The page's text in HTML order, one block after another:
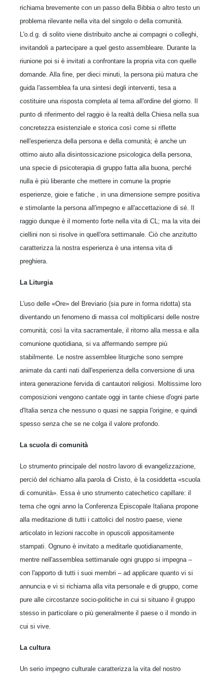
richiama brevemente con un passo della Bibbia o altro testo un
problema rilevante nella vita del singolo o della comunità.
L'o.d.g. di solito viene distribuito anche ai compagni o colleghi,
invitandoli a partecipare a quel gesto assembleare. Durante la
riunione poi si è invitati a confrontare la propria vita con quelle
domande. Alla fine, per dieci minuti, la persona più matura che
guida l'assemblea fa una sintesi degli interventi, tesa a
costituire una risposta completa al tema all'ordine del giorno. Il
punto di riferimento del raggio è la realtà della Chiesa nella sua
concretezza esistenziale e storica così come si riflette
nell'esperienza della persona e della comunità; è anche un
ottimo aiuto alla disintossicazione psicologica della persona,
una specie di psicoterapia di gruppo fatta alla buona, perché
nulla è più liberante che mettere in comune la proprie
esperienze, gioie e fatiche , in una dimensione sempre positiva
e stimolante la persona all'impegno e all'accettazione di sé. Il
raggio dunque è il momento forte nella vita di CL; ma la vita dei
ciellini non si risolve in quell'ora settimanale. Ciò che anzitutto
caratterizza la nostra esperienza è una intensa vita di
preghiera.
La Liturgia
L'uso delle «Ore» del Breviario (sia pure in forma ridotta) sta
diventando un fenomeno di massa col moltiplicarsi delle nostre
comunità; così la vita sacramentale, il ritorno alla messa e alla
comunione quotidiana, si va affermando sempre più
stabilmente. Le nostre assemblee liturgiche sono sempre
animate da canti nati dall'esperienza della conversione di una
intera generazione fervida di cantautori religiosi. Moltissime loro
composizioni vengono cantate oggi in tante chiese d'ogni parte
d'Italia senza che nessuno o quasi ne sappia l'origine, e quindi
spesso senza che se ne colga il valore profondo.
La scuola di comunità
Lo strumento principale del nostro lavoro di evangelizzazione,
perciò del richiamo alla parola di Cristo, è la cosiddetta «scuola
di comunità». Essa è uno strumento catechetico capillare: il
tema che ogni anno la Conferenza Episcopale Italiana propone
alla meditazione di tutti i cattolici del nostro paese, viene
articolato in lezioni raccolte in opuscoli appositamente
stampati. Ognuno è invitato a meditarle quotidianamente,
mentre nell'assemblea settimanale ogni gruppo si impegna –
con l'apporto di tutti i suoi membri – ad applicare quanto vi si
annuncia e vi si richiama alla vita personale e di gruppo, come
pure alle circostanze socio-politiche in cui si situano il gruppo
stesso in particolare o più generalmente il paese o il mondo in
cui si vive.
La cultura
Un serio impegno culturale caratterizza la vita del nostro